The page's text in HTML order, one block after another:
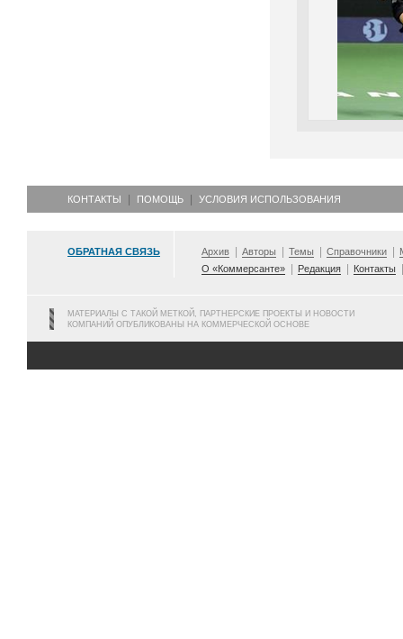
КОНТАКТЫ ПОМОЩЬ УСЛОВИЯ ИСПОЛЬЗОВАНИЯ
ОБРАТНАЯ СВЯЗЬ Архив Авторы Темы Справочники
О «Коммерсанте»
Редакция Контакты
МАТЕРИАЛЫ С ТАКОЙ МЕТКОЙ, ПАРТНЕРСКИЕ ПРОЕКТЫ И НОВОСТИ
КОМПАНИЙ ОПУБЛИКОВАНЫ НА КОММЕРЧЕСКОЙ ОСНОВЕ